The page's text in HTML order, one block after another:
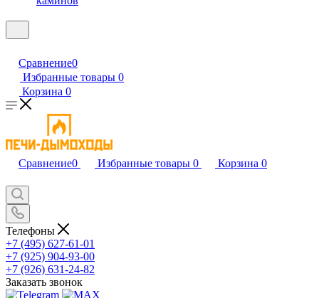
Сравнение0
Избранные товары 0
Корзина 0
Сравнение0 Избранные товары 0 Корзина 0
Телефоны
+7 (495) 627-61-01
+7 (925) 904-93-00
+7 (926) 631-24-82
Заказать звонок